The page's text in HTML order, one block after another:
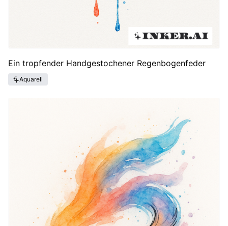
Ein tropfender Handgestochener Regenbogenfeder
Aquarell